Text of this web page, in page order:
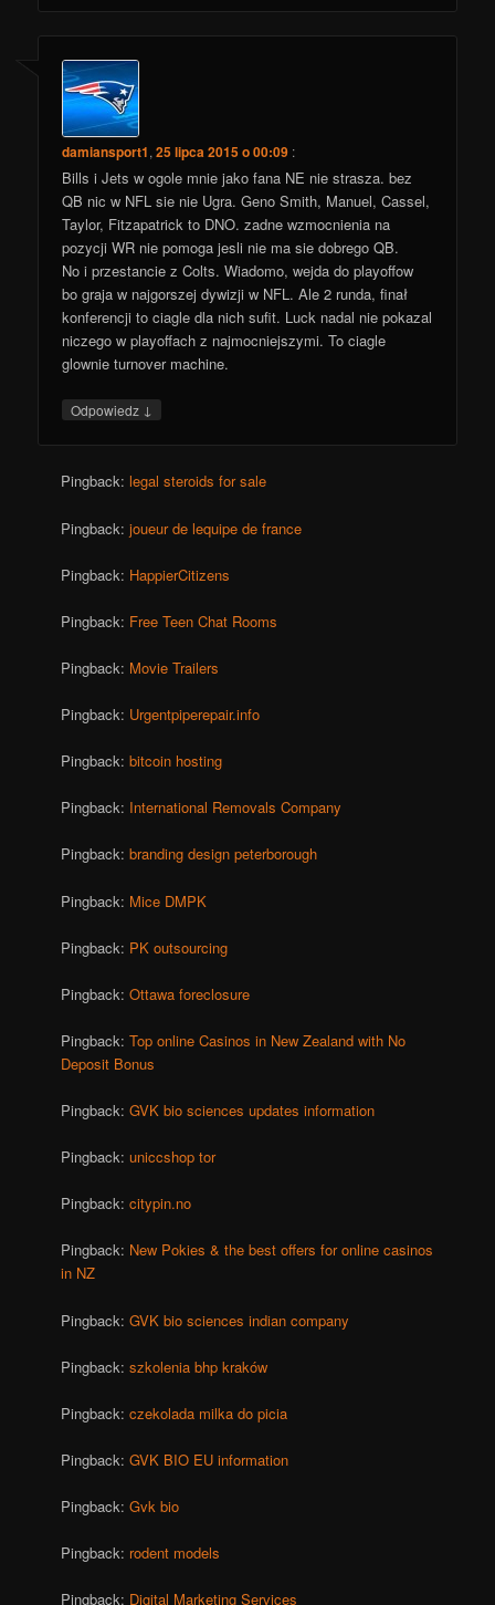
damiansport1,25 lipca 2015 o 00:09 :
Bills i Jets w ogole mnie jako fana NE nie strasza. bez
QB nic w NFL sie nie Ugra. Geno Smith, Manuel, Cassel,
Taylor, Fitzapatrick to DNO. zadne wzmocnienia na
pozycji WR nie pomoga jesli nie ma sie dobrego QB.
No i przestancie z Colts. Wiadomo, wejda do playoffow
bo graja w najgorszej dywizji w NFL. Ale 2 runda, finał
konferencji to ciagle dla nich sufit. Luck nadal nie pokazal
niczego w playoffach z najmocniejszymi. To ciagle
glownie turnover machine.
Odpowiedz ↓
Pingback:legal steroids for sale
Pingback:joueur de lequipe de france
Pingback: HappierCitizens
Pingback: Free Teen Chat Rooms
Pingback: Movie Trailers
Pingback: Urgentpiperepair.info
Pingback:bitcoin hosting
Pingback: International Removals Company
Pingback:branding design peterborough
Pingback: Mice DMPK
Pingback: PK outsourcing
Pingback:Ottawa foreclosure
Pingback:Top online Casinos in New Zealand with No
Deposit Bonus
Pingback:GVK bio sciences updates information
Pingback:uniccshop tor
Pingback:citypin.no
Pingback: New Pokies & the best offers for online casinos
in NZ
Pingback:GVK bio sciences indian company
Pingback:szkolenia bhp kraków
Pingback:czekolada milka do picia
Pingback:GVK BIO EU information
Pingback:Gvk bio
Pingback: rodent models
Pingback: Digital Marketing Services